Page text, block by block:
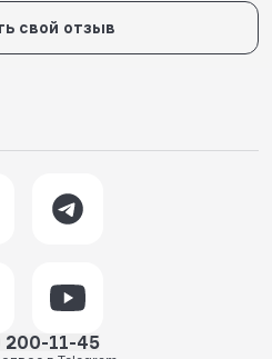
свой отзыв
200-11-45